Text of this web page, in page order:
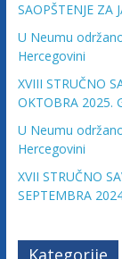
u
ž
i
l
a
c
a
F
e
SAOPŠTENJE ZA
U Neumu
Hercegovini
XVIII STRUČNO
OKTOBRA 2025.
U Neumu
Hercegovini
XVII STRUČNO
SEPTEMBRA
Kategorije